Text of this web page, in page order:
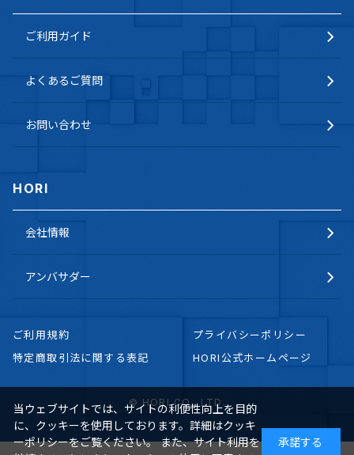
ご利用ガイド
よくあるご質問
お問い合わせ
HORI
会社情報
アンバサダー
ご利用規約
プライバシーポリシー
特定商取引法に関する表記
HORI公式ホームページ
© HORI CO., LTD.
当ウェブサイトでは、サイトの利便性向上を目的
に、クッキーを使用しております。詳細はクッキ
ーポリシーをご覧ください。 また、サイト利用を
承諾する